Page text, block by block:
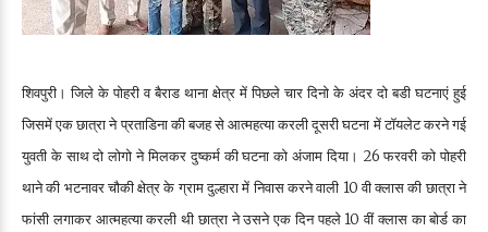
शिवपुरी। जिले के पोहरी व बैराड थाना क्षेत्र में पिछले चार दिनो के अंदर दो बडी घटनाएं हुई
जिसमें एक छात्रा ने प्रताडिना की बजह से आत्महत्या करली दूसरी घटना में टॉयलेट करने गई
युवती के साथ दो लोगो ने मिलकर दुष्कर्म की घटना को अंजाम दिया। 26 फरवरी को पोहरी
थाने की भटनावर चौकी क्षेत्र के ग्राम दुल्हारा में निवास करने वाली 10 वी क्लास की छात्रा ने
फांसी लगाकर आत्महत्या करली थी छात्रा ने उसने एक दिन पहले 10 वीं क्लास का बोर्ड का